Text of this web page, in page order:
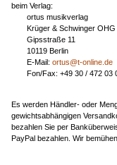
beim Verlag:
ortus musikverlag
Krüger & Schwinger OHG
Gipsstraße 11
10119 Berlin
E-Mail: ortus@t-online.de
Fon/Fax: +49 30 / 472 03
Es werden Händler- oder
gewichtsabhängigen
bezahlen Sie per
PayPal bezahlen. Wir